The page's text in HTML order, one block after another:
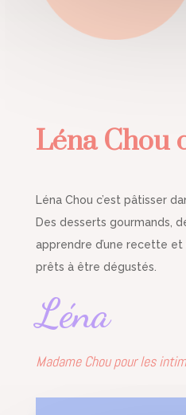
Léna Chou
Léna Chou c’est pâtisser
Des desserts gourmands,
apprendre d’une recette et
prêts à être dégustés.
Léna
Madame Chou pour les